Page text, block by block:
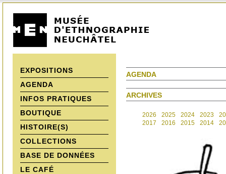
EXPOSITIONS
AGENDA
INFOS PRATIQUES
BOUTIQUE
HISTOIRE(S)
COLLECTIONS
BASE DE DONNÉES
LE CAFÉ
AGENDA
ARCHIVES
2026 2025 2024 2023
2017
2016 2015 2014